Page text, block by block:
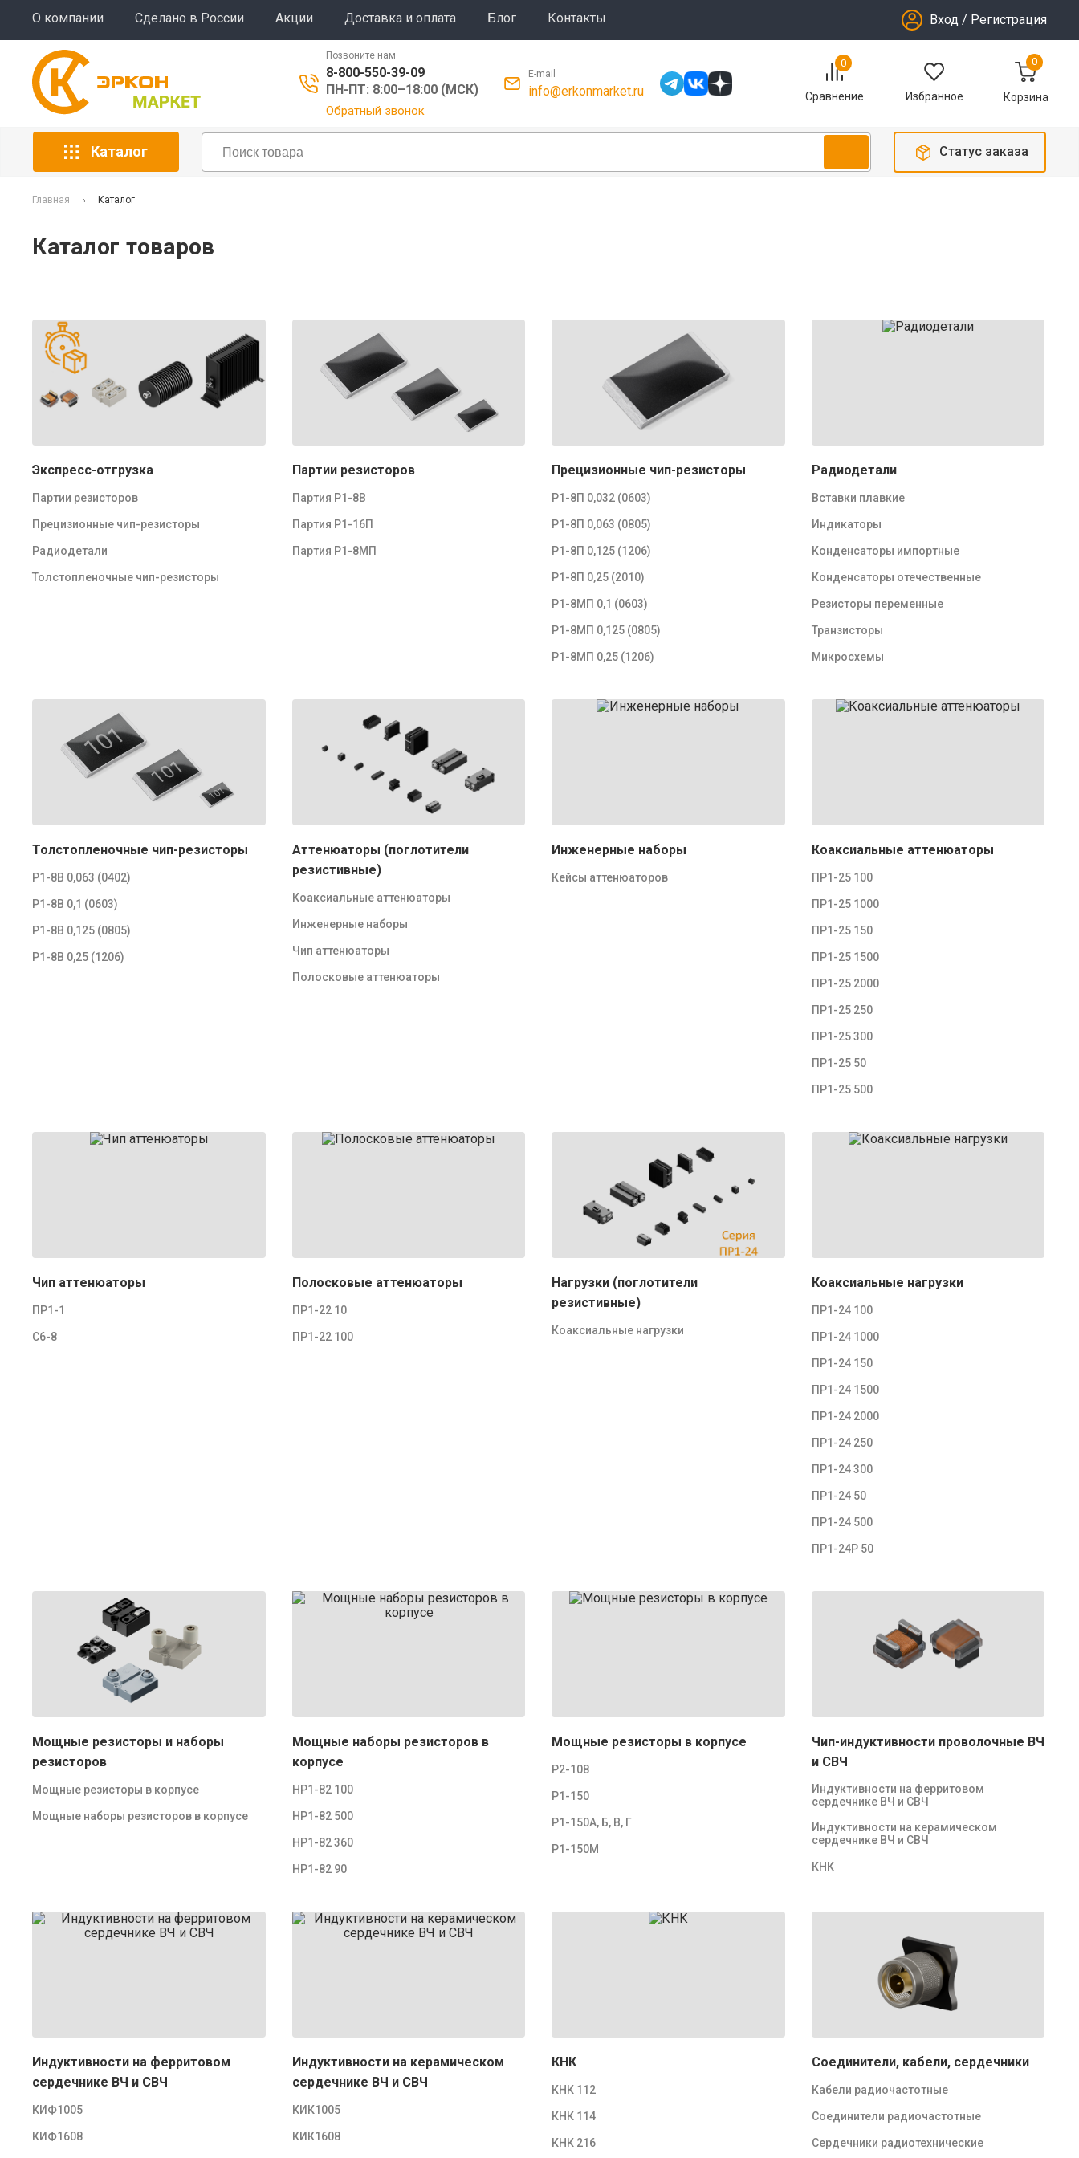
О компании Сделано в России Акции Доставка и оплата Блог Контакты Вход / Регистрация
Позвоните нам
8-800-550-39-09
ПН-ПТ: 8:00–18:00 (МСК)
Обратный звонок
E-mail
info@erkonmarket.ru
0
Сравнение Избранное
0
Корзина
Каталог Статус заказа
Главная Каталог
Каталог товаров
Экспресс-отгрузка
Партии резисторов
Прецизионные чип-резисторы
Радиодетали
Толстопленочные чип-резисторы
Партии резисторов
Партия Р1-8В
Партия Р1-16П
Партия Р1-8МП
Прецизионные чип-резисторы
Р1-8П 0,032 (0603)
Р1-8П 0,063 (0805)
Р1-8П 0,125 (1206)
Р1-8П 0,25 (2010)
Р1-8МП 0,1 (0603)
Р1-8МП 0,125 (0805)
Р1-8МП 0,25 (1206)
Радиодетали
Вставки плавкие
Индикаторы
Конденсаторы импортные
Конденсаторы отечественные
Резисторы переменные
Транзисторы
Микросхемы
Толстопленочные чип-резисторы
Р1-8В 0,063 (0402)
Р1-8В 0,1 (0603)
Р1-8В 0,125 (0805)
Р1-8В 0,25 (1206)
Аттенюаторы (поглотители
резистивные)
Коаксиальные аттенюаторы
Инженерные наборы
Чип аттенюаторы
Полосковые аттенюаторы
Инженерные наборы
Кейсы аттенюаторов
Коаксиальные аттенюаторы
ПР1-25 100
ПР1-25 1000
ПР1-25 150
ПР1-25 1500
ПР1-25 2000
ПР1-25 250
ПР1-25 300
ПР1-25 50
ПР1-25 500
Чип аттенюаторы
ПР1-1
С6-8
Полосковые аттенюаторы
ПР1-22 10
ПР1-22 100
Нагрузки (поглотители
резистивные)
Коаксиальные нагрузки
Коаксиальные нагрузки
ПР1-24 100
ПР1-24 1000
ПР1-24 150
ПР1-24 1500
ПР1-24 2000
ПР1-24 250
ПР1-24 300
ПР1-24 50
ПР1-24 500
ПР1-24Р 50
Мощные резисторы и наборы
резисторов
Мощные резисторы в корпусе
Мощные наборы резисторов в корпусе
Мощные наборы резисторов в
корпусе
НР1-82 100
НР1-82 500
НР1-82 360
НР1-82 90
Мощные резисторы в корпусе
Р2-108
Р1-150
Р1-150А, Б, В, Г
Р1-150М
Чип-индуктивности проволочные ВЧ
и СВЧ
Индуктивности на ферритовом
сердечнике ВЧ и СВЧ
Индуктивности на керамическом
сердечнике ВЧ и СВЧ
КНК
Индуктивности на ферритовом
сердечнике ВЧ и СВЧ
КИФ1005
КИФ1608
Индуктивности на керамическом
сердечнике ВЧ и СВЧ
КИК1005
КИК1608
КНК
КНК 112
КНК 114
КНК 216
Соединители, кабели, сердечники
Кабели радиочастотные
Соединители радиочастотные
Сердечники радиотехнические